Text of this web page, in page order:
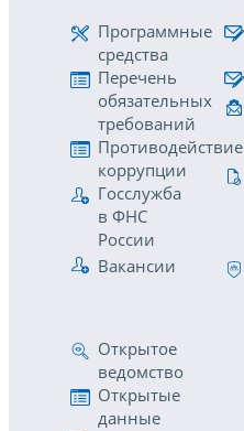
Программные
средства
Перечень
обязательных
требований
Противодействие
коррупции
Госслужба
в ФНС
России
Вакансии
Открытое
ведомство
Открытые
данные